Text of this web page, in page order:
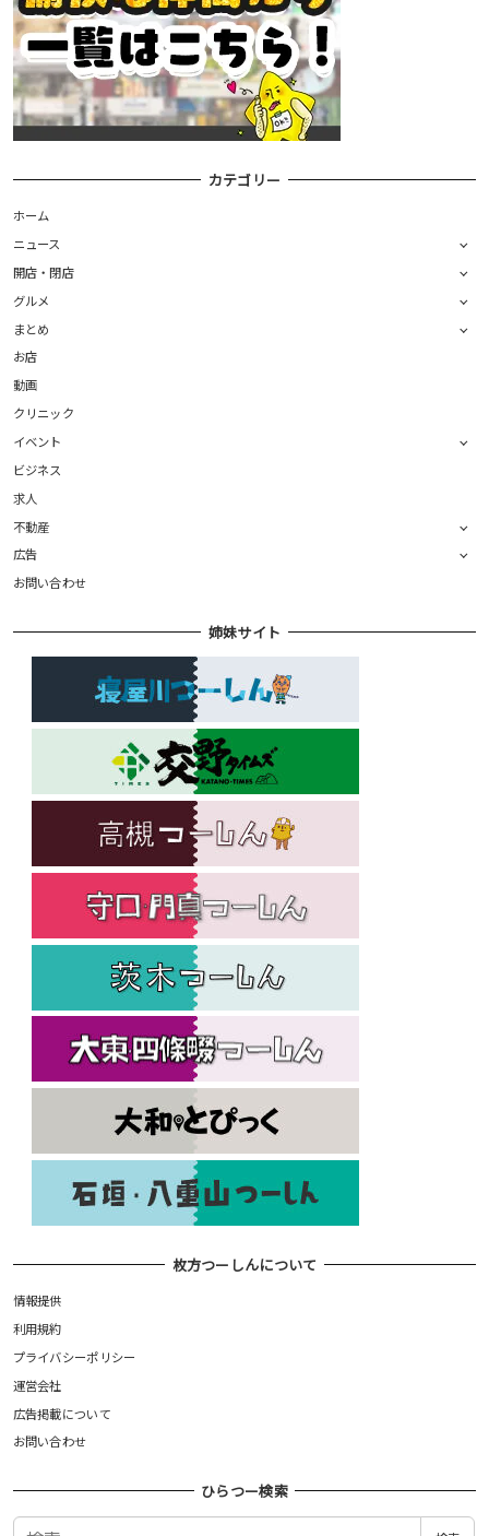
カテゴリー
ホーム
ニュース
開店・閉店
グルメ
まとめ
お店
動画
クリニック
イベント
ビジネス
求人
不動産
広告
お問い合わせ
姉妹サイト
枚方つーしんについて
情報提供
利用規約
プライバシーポリシー
運営会社
広告掲載について
お問い合わせ
ひらつー検索
検